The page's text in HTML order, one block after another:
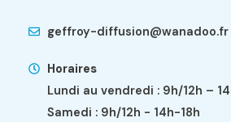
geffroy-diffusion@wanadoo.fr
Horaires
Lundi au vendredi : 9h/12h –
Samedi : 9h/12h - 14h-18h